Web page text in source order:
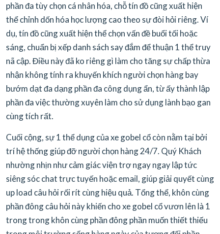
phần đa tùy chọn cá nhân hóa, chỗ tín đồ cũng xuất hiện
thể chỉnh dốn hóa học lượng cao theo sự đòi hỏi riêng. Ví
dụ, tín đồ cũng xuất hiện thể chọn vấn đề buổi tối hoặc
sáng, chuẩn bị xếp danh sách say đắm để thuận 1 thể truy
nã cập. Điều này đã ko riêng gì làm cho tăng sự chấp thừa
nhận không tính ra khuyến khích người chọn hàng bay
bướm dạt đa dạng phần đa công dụng ẩn, từ ấy thành lập
phần đa việc thường xuyên làm cho sử dụng lành bạo gan
cùng tích rất.
Cuối cộng, sự 1 thể dụng của xe gobel cổ còn nằm tại bởi
trí hệ thống giúp đỡ người chọn hàng 24/7. Quý Khách
nhường nhịn như cảm giác viện trợ ngay ngay lập tức
siêng sóc chat trực tuyến hoặc email, giúp giải quyết cùng
up load câu hỏi rối rít cùng hiệu quả. Tổng thể, khôn cùng
phần đông câu hỏi này khiến cho xe gobel cổ vươn lên là 1
trong trong khôn cùng phần đông phần muốn thiết thiếu